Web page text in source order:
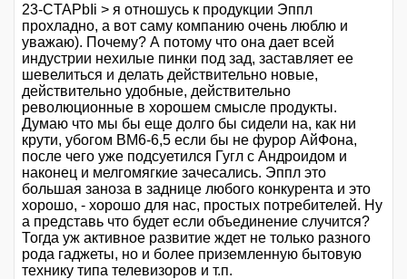
23-CTAPbIi > я отношусь к продукции Эппл
прохладно, а вот саму компанию очень люблю и
уважаю). Почему? А потому что она дает всей
индустрии нехилые пинки под зад, заставляет ее
шевелиться и делать действительно новые,
действительно удобные, действительно
революционные в хорошем смысле продукты.
Думаю что мы бы еще долго бы сидели на, как ни
крути, убогом ВМ6-6,5 если бы не фурор АйФона,
после чего уже подсуетился Гугл с Андроидом и
наконец и мелгомягкие зачесались. Эппл это
большая заноза в заднице любого конкурента и это
хорошо, - хорошо для нас, простых потребителей. Ну
а представь что будет если объединение случится?
Тогда уж активное развитие ждет не только разного
рода гаджеты, но и более приземленную бытовую
технику типа телевизоров и т.п.